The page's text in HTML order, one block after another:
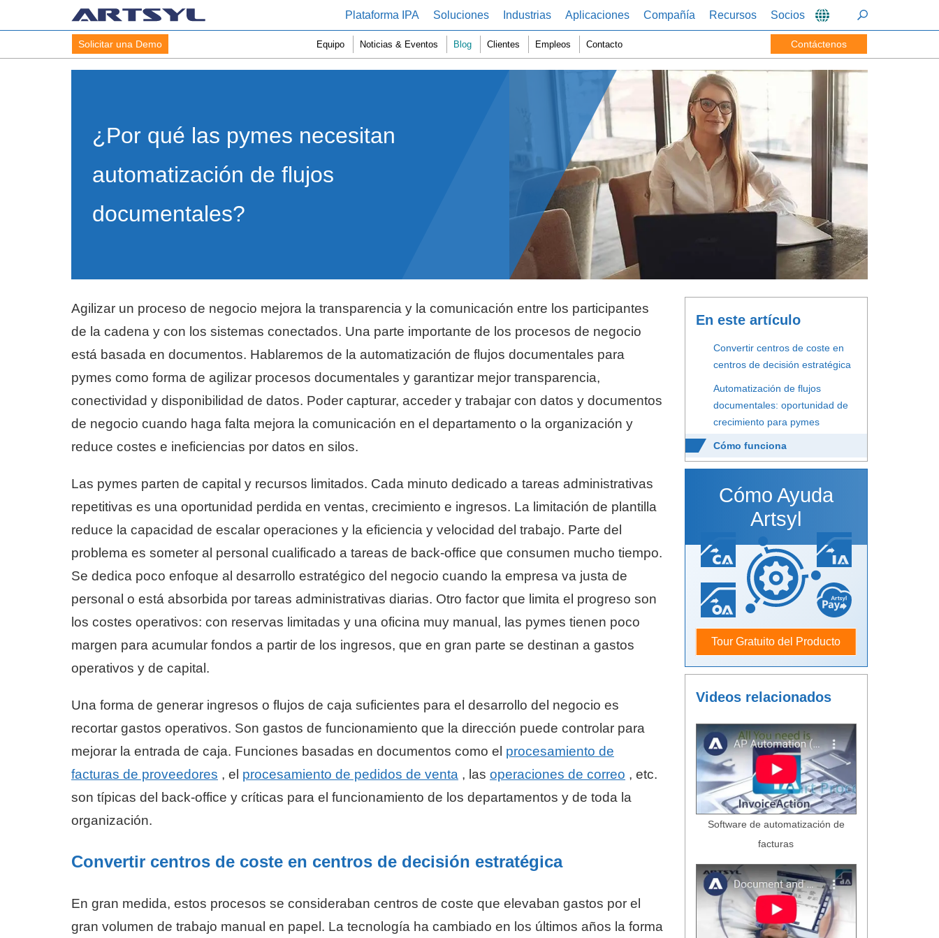
Solicitar una Demo Contáctenos
Plataforma IPA Soluciones Industrias Aplicaciones Compañía Recursos Socios
Equipo Noticias & Eventos Blog Clientes Empleos Contacto
¿Por qué las pymes necesitan
automatización de flujos
documentales?
Agilizar un proceso de negocio mejora la transparencia y la comunicación entre los participantes
de la cadena y con los sistemas conectados. Una parte importante de los procesos de negocio
está basada en documentos. Hablaremos de la automatización de flujos documentales para
pymes como forma de agilizar procesos documentales y garantizar mejor transparencia,
conectividad y disponibilidad de datos. Poder capturar, acceder y trabajar con datos y documentos
de negocio cuando haga falta mejora la comunicación en el departamento o la organización y
reduce costes e ineficiencias por datos en silos.
Las pymes parten de capital y recursos limitados. Cada minuto dedicado a tareas administrativas
repetitivas es una oportunidad perdida en ventas, crecimiento e ingresos. La limitación de plantilla
reduce la capacidad de escalar operaciones y la eficiencia y velocidad del trabajo. Parte del
problema es someter al personal cualificado a tareas de back-office que consumen mucho tiempo.
Se dedica poco enfoque al desarrollo estratégico del negocio cuando la empresa va justa de
personal o está absorbida por tareas administrativas diarias. Otro factor que limita el progreso son
los costes operativos: con reservas limitadas y una oficina muy manual, las pymes tienen poco
margen para acumular fondos a partir de los ingresos, que en gran parte se destinan a gastos
operativos y de capital.
Una forma de generar ingresos o flujos de caja suficientes para el desarrollo del negocio es
recortar gastos operativos. Son gastos de funcionamiento que la dirección puede controlar para
mejorar la entrada de caja. Funciones basadas en documentos como el procesamiento de
facturas de proveedores , el procesamiento de pedidos de venta , las operaciones de correo , etc.
son típicas del back-office y críticas para el funcionamiento de los departamentos y de toda la
organización.
Convertir centros de coste en centros de decisión estratégica
En gran medida, estos procesos se consideraban centros de coste que elevaban gastos por el
gran volumen de trabajo manual en papel. La tecnología ha cambiado en los últimos años la forma
Cómo Ayuda
Artsyl
Tour Gratuito del Producto
En este artículo
Convertir centros de coste en
centros de decisión estratégica
Automatización de flujos
documentales: oportunidad de
crecimiento para pymes
Cómo funciona
Videos relacionados
Software de automatización de
facturas